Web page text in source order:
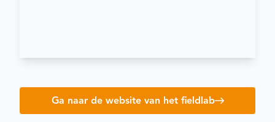
Ga naar de website van het fieldlab